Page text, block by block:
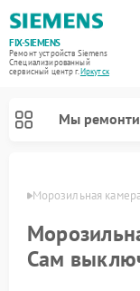
FIX-SIEMENS
Ремонт устройств Siemens
Специализированный
cервисный центр г.Иркутск
Мы
Морозильная
Сам